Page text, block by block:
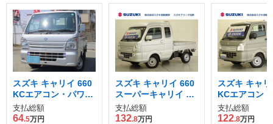
スズキ キャリイ 660
KCエアコン・パワス
テ 3方開 4WD
支払総額
64.5万円
スズキ キャリイ 660
スーパーキャリイ X
3方開
支払総額
132.8万円
スズキ キャ
KCエアコン
テ 3方開 4WD
支払総額
122.8万円